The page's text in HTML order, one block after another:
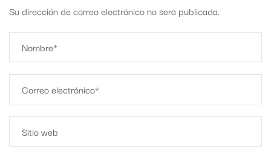
Su dirección de correo electrónico no será publicada.